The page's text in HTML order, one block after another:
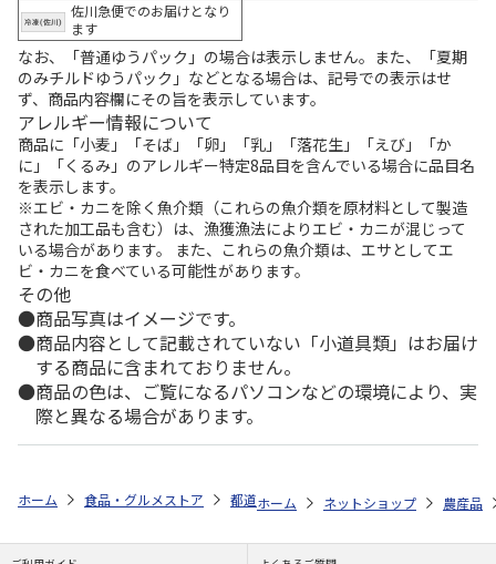
佐川急便でのお届けとなり
ます
なお、「普通ゆうパック」の場合は表示しません。また、「夏期
のみチルドゆうパック」などとなる場合は、記号での表示はせ
ず、商品内容欄にその旨を表示しています。
アレルギー情報について
商品に「小麦」「そば」「卵」「乳」「落花生」「えび」「か
に」「くるみ」のアレルギー特定8品目を含んでいる場合に品目名
を表示します。
※エビ・カニを除く魚介類（これらの魚介類を原材料として製造
された加工品も含む）は、漁獲漁法によりエビ・カニが混じって
いる場合があります。 また、これらの魚介類は、エサとしてエ
ビ・カニを食べている可能性があります。
その他
商品写真はイメージです。
商品内容として記載されていない「小道具類」はお届け
する商品に含まれておりません。
商品の色は、ご覧になるパソコンなどの環境により、実
際と異なる場合があります。
ホーム 食品・グルメストア 都道府県から探す 長野県 味わいの
ホーム ネットショップ 農産品